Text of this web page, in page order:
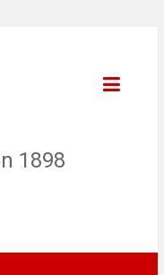
1898